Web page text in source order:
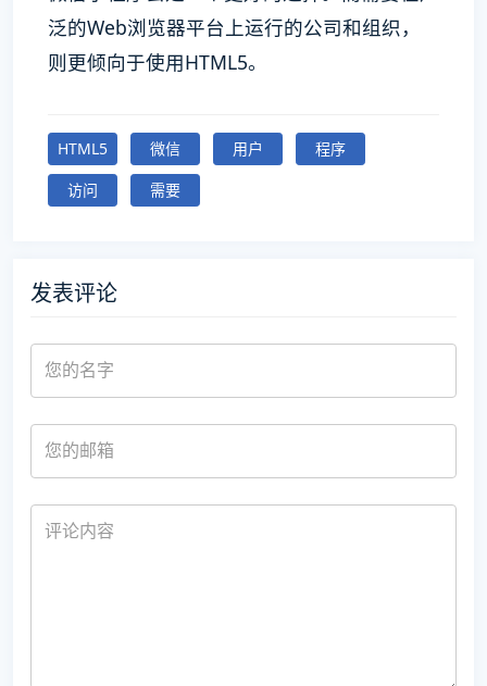
泛的Web浏览器平台上运行的公司和组织，
则更倾向于使用HTML5。
HTML5 微信 用户
程序
访问
需要
发表评论